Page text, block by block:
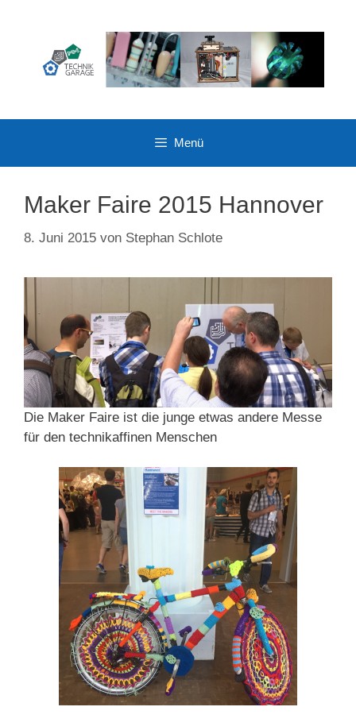
Menü
Maker Faire 2015 Hannover
8. Juni 2015 von Stephan Schlote
Die Maker Faire ist die junge etwas andere Messe
für den technikaffinen Menschen